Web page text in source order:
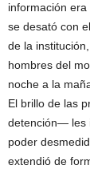
información era
se desató con
de la
hombres del
noche a la
El brillo de las
detención— les
poder
extendió de